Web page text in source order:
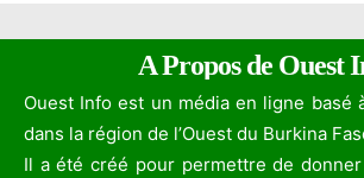
A Propos de Ouest
Ouest Info est un média en ligne basé
dans la région de l’Ouest du Burkina
Il a été créé pour permettre de